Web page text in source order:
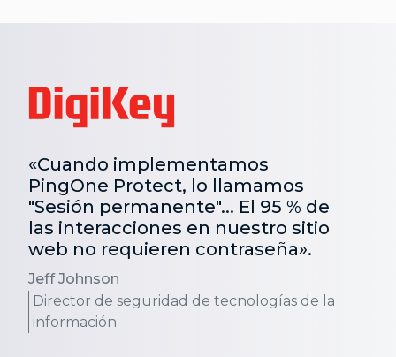
«Cuando implementamos
PingOne Protect, lo llamamos
"Sesión permanente"... El 95 % de
las interacciones en nuestro sitio
web no requieren contraseña».
Jeff Johnson
Director de seguridad de tecnologías de la
información